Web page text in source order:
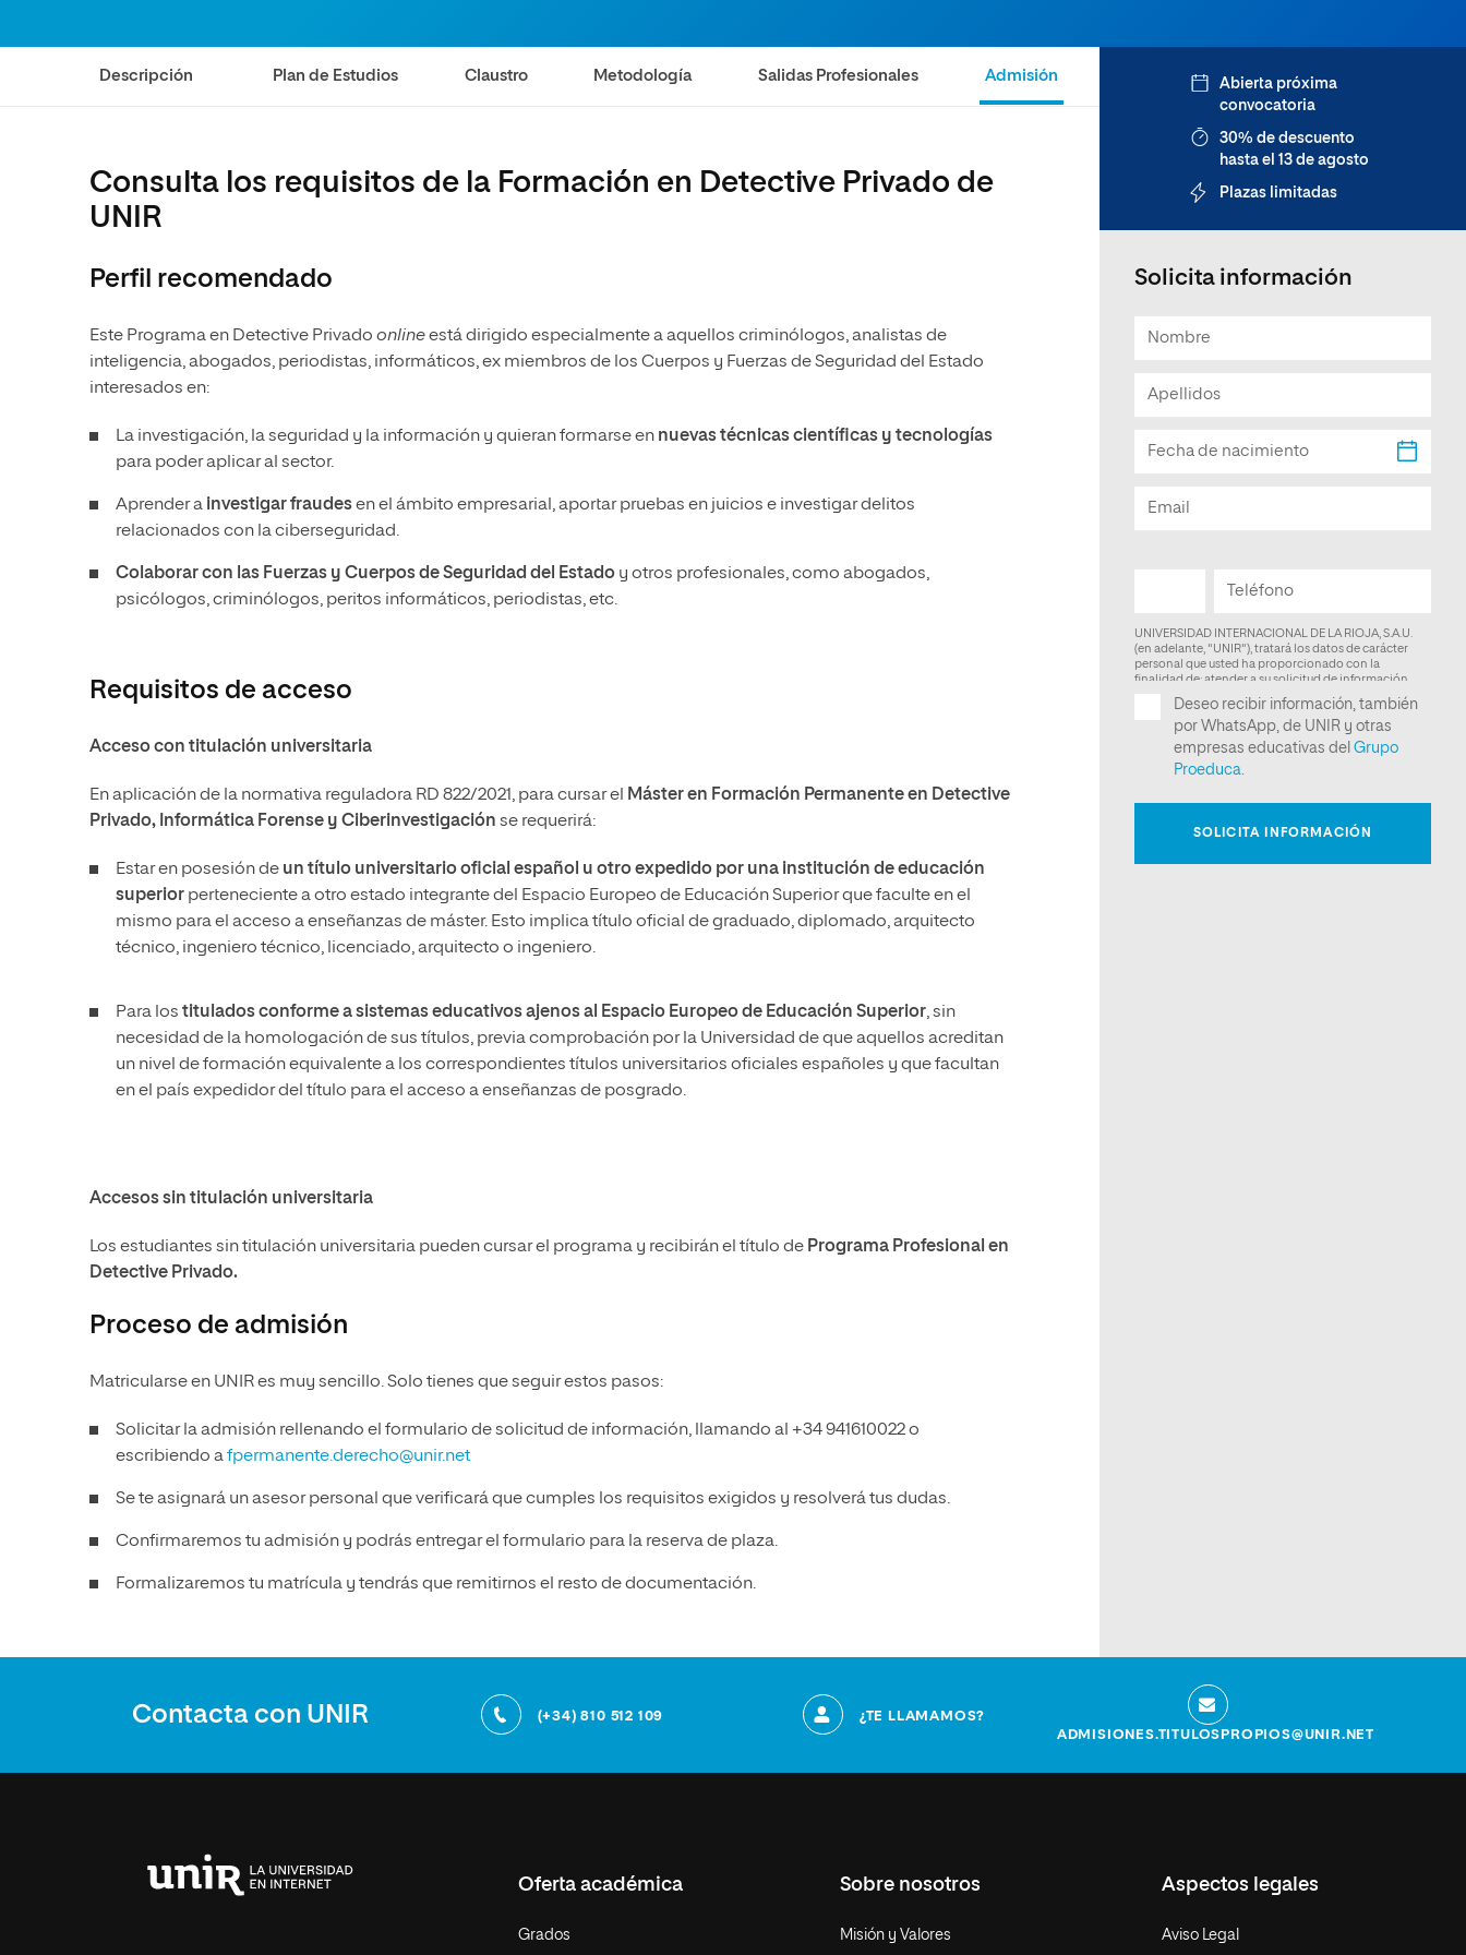
Internacionales
mayores
Ciencias de la Salud
Ciencias Sociales
Música
Diseño
Ciencias de la Salud
Artes
Música
Internacional
Normas de Organización y
Funcionamiento
Sociales
Descripción Plan de Estudios Claustro Metodología Salidas Profesionales Admisión
Consulta los requisitos de la Formación en Detective Privado de
UNIR
Perfil recomendado
Este Programa en Detective Privado onlineestá dirigido especialmente a aquellos criminólogos, analistas de
inteligencia, abogados, periodistas, informáticos, ex miembros de los Cuerpos y Fuerzas de Seguridad del Estado
interesados en:
La investigación, la seguridad y la información y quieran formarse en nuevas técnicas científicas y tecnologías
para poder aplicar al sector.
Aprender a investigar fraudesen el ámbito empresarial, aportar pruebas en juicios e investigar delitos
relacionados con la ciberseguridad.
Colaborar con las Fuerzas y Cuerpos de Seguridad del Estado y otros profesionales, como abogados,
psicólogos, criminólogos, peritos informáticos, periodistas, etc.
Requisitos de acceso
Acceso con titulación universitaria
En aplicación de la normativa reguladora RD 822/2021, para cursar el
Máster en Formación Permanente en Detective
Privado, Informática Forense y Ciberinvestigación se requerirá:
Estar en posesión de un título universitario oficial español u otro expedido por una institución de educación
superior perteneciente a otro estado integrante del Espacio Europeo de Educación Superior que faculte en el
mismo para el acceso a enseñanzas de máster. Esto implica título oficial de graduado, diplomado, arquitecto
técnico, ingeniero técnico, licenciado, arquitecto o ingeniero.
Para los titulados conforme a sistemas educativos ajenos al Espacio Europeo de Educación Superior, sin
necesidad de la homologación de sus títulos, previa comprobación por la Universidad de que aquellos acreditan
un nivel de formación equivalente a los correspondientes títulos universitarios oficiales españoles y que facultan
en el país expedidor del título para el acceso a enseñanzas de posgrado.
Accesos sin titulación universitaria
Los estudiantes sin titulación universitaria pueden cursar el programa y recibirán el título de Programa Profesional en
Detective Privado.
Proceso de admisión
Matricularse en UNIR es muy sencillo. Solo tienes que seguir estos pasos:
Solicitar la admisión rellenando el formulario de solicitud de información, llamando al +34 941610022 o
escribiendo afpermanente.derecho@unir.net
Se te asignará un asesor personal que verificará que cumples los requisitos exigidos y resolverá tus dudas.
Confirmaremos tu admisión y podrás entregar el formulario para la reserva de plaza.
Formalizaremos tu matrícula y tendrás que remitirnos el resto de documentación.
Abierta próxima
convocatoria
30% de descuento
hasta el 13 de agosto
Plazas limitadas
Solicita información
Contacta con UNIR (+34) 810 512 109
¿TE LLAMAMOS?
ADMISIONES.TITULOSPROPIOS@UNIR.NET
Oferta académica
Grados
Sobre nosotros
Misión y Valores
Aspectos legales
Aviso Legal